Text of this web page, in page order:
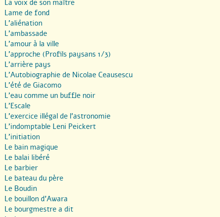
La voix de son maître
Lame de fond
L’aliénation
L’ambassade
L’amour à la ville
L’approche (Profils paysans 1/3)
L’arrière pays
L’Autobiographie de Nicolae Ceausescu
L’été de Giacomo
L’eau comme un buffle noir
L’Escale
L’exercice illégal de l’astronomie
L’indomptable Leni Peickert
L’initiation
Le bain magique
Le balai libéré
Le barbier
Le bateau du père
Le Boudin
Le bouillon d’Awara
Le bourgmestre a dit